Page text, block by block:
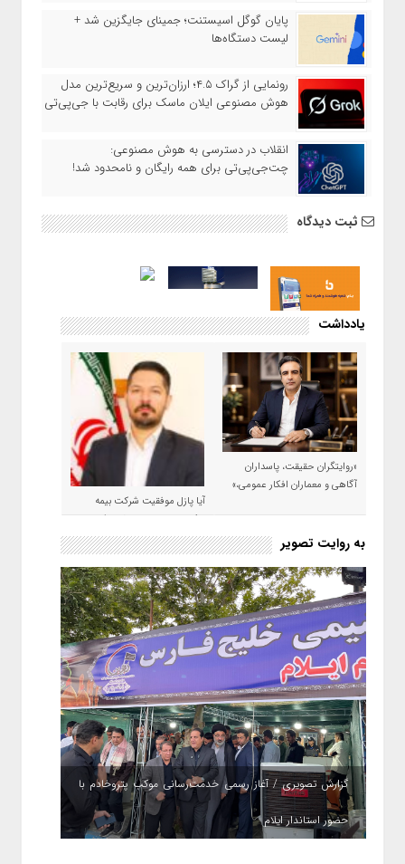
پایان گوگل اسیستنت؛ جمینای جایگزین شد +
لیست دستگاه‌ها
رونمایی از گراک ۴.۵؛ ارزان‌ترین و سریع‌ترین مدل
هوش مصنوعی ایلان ماسک برای رقابت با جی‌پی‌تی
انقلاب در دسترسی به هوش مصنوعی:
چت‌جی‌پی‌تی برای همه رایگان و نامحدود شد!
ثبت دیدگاه
یادداشت
«روایتگران حقیقت، پاسداران
آگاهی و معماران افکار عمومی،»
آیا پازل موفقیت شرکت بیمه
حکمت صبا در سال ۱۴۰۵ کامل می
شود؟!
به روایت تصویر
گزارش تصویری / آغاز رسمی خدمت‌رسانی موکب پتروخادم با
حضور استاندار ایلام